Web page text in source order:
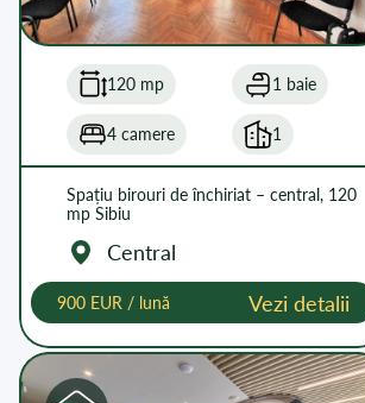
120 mp 1 baie
4 camere 1
Spațiu birouri de închiriat – central, 120
mp Sibiu
Central
900 EUR / lună Vezi detalii